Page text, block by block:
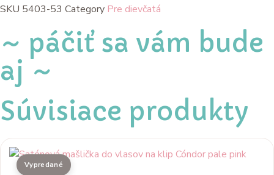
Abel
ružová
bubblegum
SKU 5403-53 Category Pre dievčatá
~ páčiť sa vám bude
aj ~
Súvisiace produkty